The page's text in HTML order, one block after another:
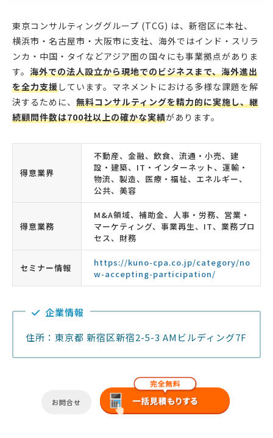
東京コンサルティンググループ (TCG) は、新宿区に本社、
横浜市・名古屋市・大阪市に支社、海外ではインド・スリラ
ンカ・中国・タイなどアジア圏の国々にも事業拠点がありま
す。 海外での法人設立から現地でのビジネスまで、海外進出
を全力支援しています。マネメントにおける多様な課題を解
決するために、 無料コンサルティングを精力的に実施し、継
続顧問件数は700社以上の確かな実績があります。
得意業界
不動産、金融、飲食、流通・小売、建
設・建築、IT・インターネット、運輸・
物流、製造、医療・福祉、エネルギー、
公共、美容
得意業務
M&A領域、補助金、人事・労務、営業・
マーケティング、事業再生、IT、業務プロ
セス、財務
セミナー情報
https://kuno-cpa.co.jp/category/no
w-accepting-participation/
企業情報
住所：東京都 新宿区新宿2-5-3 AMビルディング7F
お問合せ